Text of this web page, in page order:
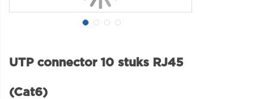
UTP connector 10 stuks RJ45
(Cat6)